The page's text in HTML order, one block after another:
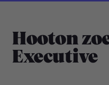
Hooton
Executive